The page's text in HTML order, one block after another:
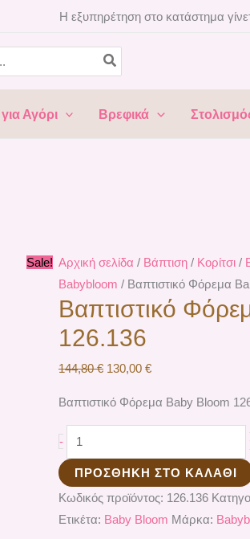
Η εξυπηρέτηση στο κατάστημα
Αγόρι Βρεφικά
Sale! Αρχική σελίδα / Βάπτιση / Κορίτσι /
Babybloom / Βαπτιστικό Φόρεμα
Βαπτιστικό
126.136
144,80€
Original
was:
144,80 €.
130,00 €
Βαπτιστικό Φόρεμα Baby Bloom
-
Βαπτιστικό
Bloom
ποσότητα
ΠΡΟΣΘΉΚΗ ΣΤΟ ΚΑΛΆΘΙ
Κωδικός προϊόντος: 126.136
Ετικέτα: Baby Bloom Μάρκα: